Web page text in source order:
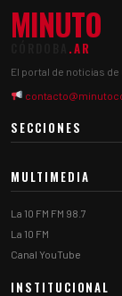
MINUTO
.AR
El portal de noticias de
SECCIONES
MULTIMEDIA
La 10 FM FM 98.7
La 10 FM
Canal YouTube
INSTITUCIONAL